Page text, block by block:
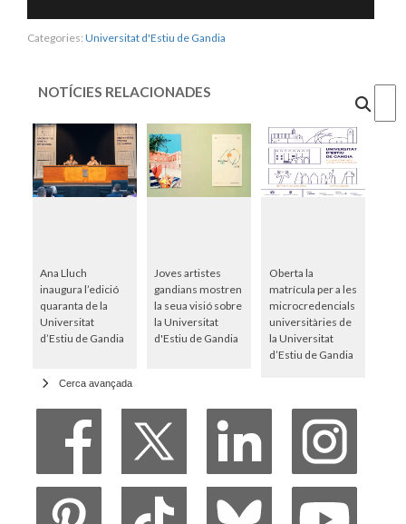
Categories: Universitat d'Estiu de Gandia
NOTÍCIES RELACIONADES
Ana Lluch
inaugura l’edició
quaranta de la
Universitat
d’Estiu de Gandia
Joves artistes
gandians mostren
la seua visió sobre
la Universitat
d'Estiu de Gandia
Oberta la
matrícula per a les
microcredencials
universitàries de
la Universitat
d’Estiu de Gandia
Cerca avançada